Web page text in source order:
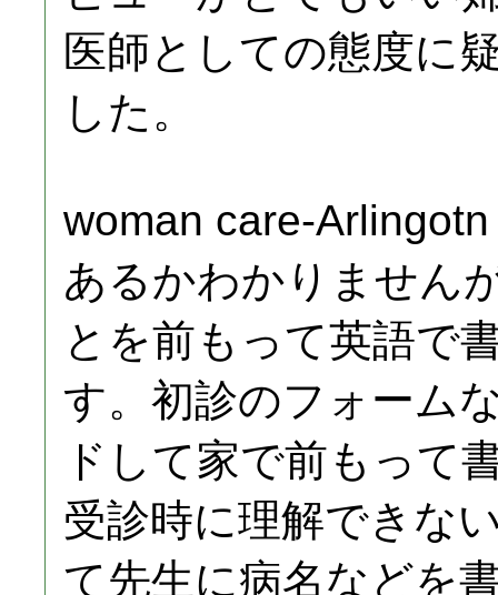
医師としての態度に
した。
woman care-
あるかわかりません
とを前もって英語で
す。初診のフォーム
ドして家で前もって
受診時に理解できな
て先生に病名などを